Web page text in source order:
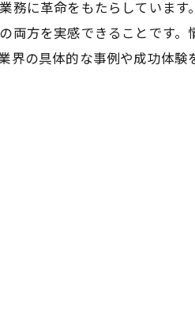
務に革命をもたらしていま
両方を実感できることです
界の具体的な事例や成功体